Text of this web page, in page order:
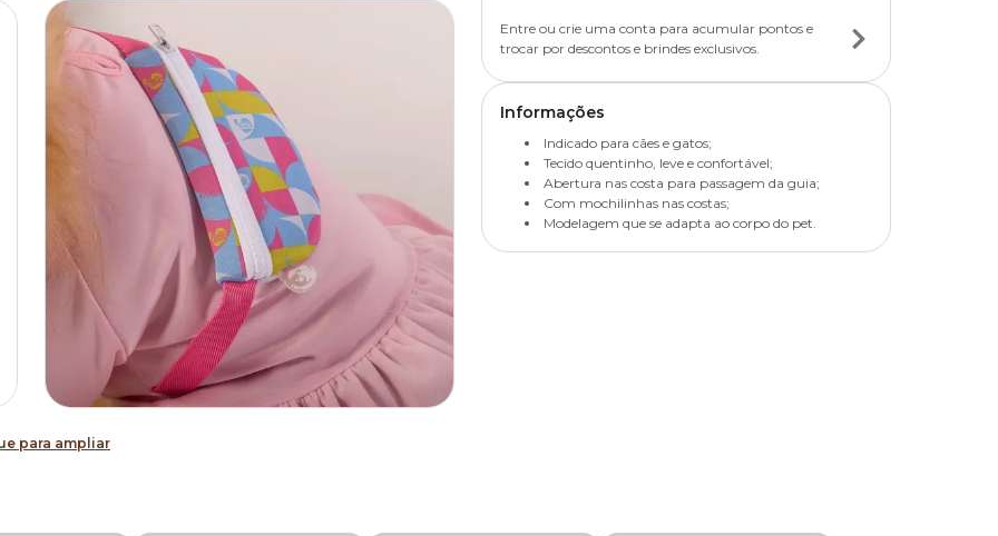
para ampliar
Entre ou crie uma conta para acumular pontos e
trocar por descontos e brindes exclusivos.
Informações
Indicado para cães e gatos;
Tecido quentinho, leve e confortável;
Abertura nas costa para passagem da guia;
Com mochilinhas nas costas;
Modelagem que se adapta ao corpo do pet.